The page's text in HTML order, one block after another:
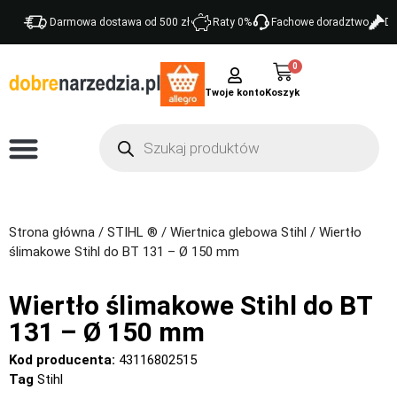
Darmowa dostawa od 500 zł Raty 0% Fachowe doradztwo
Twoje konto
0
Strona główna / STIHL ® / Wiertnica glebowa Stihl / Wiertło
ślimakowe Stihl do BT 131 – Ø 150 mm
Wiertło ślimakowe Stihl do BT
131 – Ø 150 mm
Kod producenta: 43116802515
Tag Stihl